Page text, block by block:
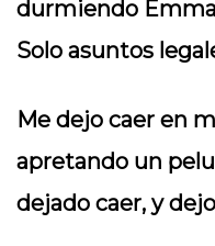
durmiendo
Solo asuntos
Me dejo caer en
apretando un
dejado caer, y